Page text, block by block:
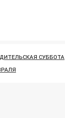
СУББОТА